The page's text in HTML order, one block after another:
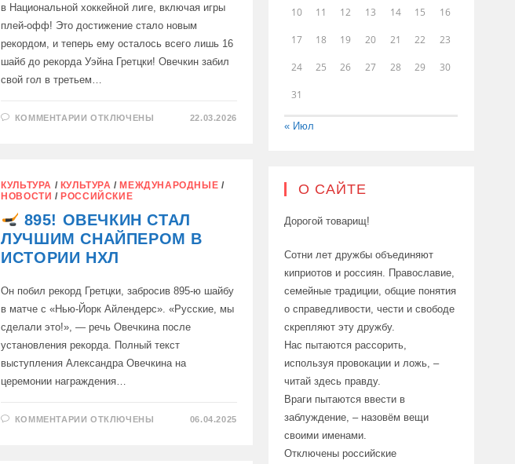
в Национальной хоккейной лиге, включая игры
плей-офф! Это достижение стало новым
рекордом, и теперь ему осталось всего лишь 16
шайб до рекорда Уэйна Гретцки! Овечкин забил
свой гол в третьем…
КОММЕНТАРИИ К
Ю
ШАЙБУ
ОТКЛЮЧЕНЫ 22.03.2026
КУЛЬТУРА / КУЛЬТУРА /МЕЖДУНАРОДНЫЕ /
НОВОСТИ /РОССИЙСКИЕ
895! ОВЕЧКИН СТАЛ
ЛУЧШИМ СНАЙПЕРОМ В
ИСТОРИИ НХЛ
Он побил рекорд Гретцки, забросив 895-ю шайбу
в матче с «Нью-Йорк Айлендерс». «Русские, мы
сделали это!», — речь Овечкина после
установления рекорда. Полный текст
выступления Александра Овечкина на
церемонии награждения…
КОММЕНТАРИИ КОТКЛЮЧЕНЫ 06.04.2025
10 11 12 13 14 15 16
17 18 19 20 21 22 23
24 25 26 27 28 29 30
31
« Июл
О САЙТЕ
Дорогой товарищ!
Сотни лет дружбы объединяют
киприотов и россиян. Православие,
семейные традиции, общие понятия
о справедливости, чести и свободе
скрепляют эту дружбу.
Нас пытаются рассорить,
используя провокации и ложь, –
читай здесь правду.
Враги пытаются ввести в
заблуждение, – назовём вещи
своими именами.
Отключены российские